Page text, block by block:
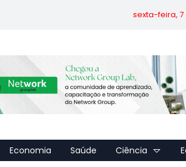
sexta-feira, 7
Economia Saúde Ciência